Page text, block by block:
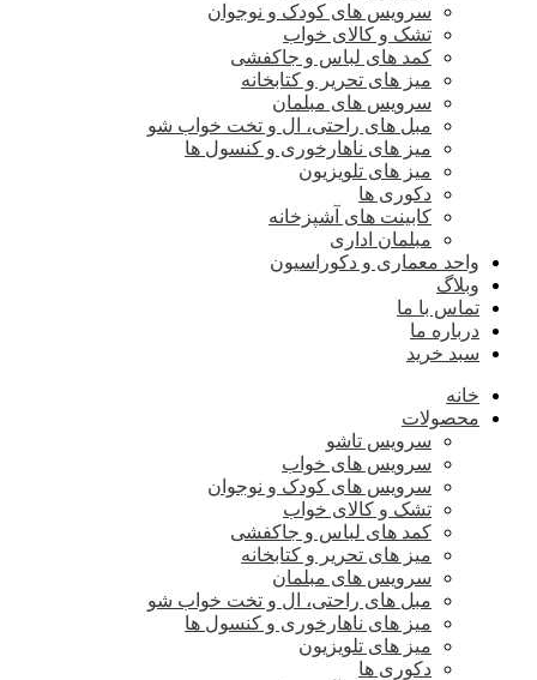
سرویس های کودک و نوجوان
تشک و کالای خواب
کمد های لباس و جاکفشی
میز های تحریر و کتابخانه
سرویس های مبلمان
مبل های راحتی، ال و تخت خواب شو
میز های ناهارخوری و کنسول ها
میز های تلویزیون
دکوری ها
کابینت های آشپزخانه
مبلمان اداری
واحد معماری و دکوراسیون
وبلاگ
تماس با ما
درباره ما
سبد خرید
خانه
محصولات
سرویس تاشو
سرویس های خواب
سرویس های کودک و نوجوان
تشک و کالای خواب
کمد های لباس و جاکفشی
میز های تحریر و کتابخانه
سرویس های مبلمان
مبل های راحتی، ال و تخت خواب شو
میز های ناهارخوری و کنسول ها
میز های تلویزیون
دکوری ها